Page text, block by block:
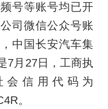
号等账号均已开
司微信公众号账
中国长安汽车集
7月27日，工商执
信用代码为
。